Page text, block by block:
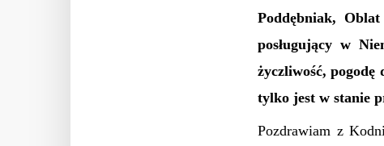
Poddębniak,
posługujący w
życzliwość,
tylko jest w stanie
Pozdrawiam z